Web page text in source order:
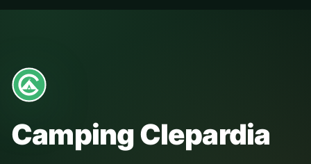
Camping Clepardia